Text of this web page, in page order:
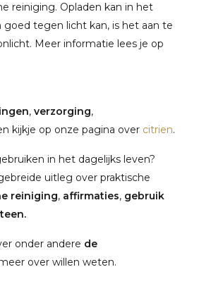
reiniging. Opladen kan in het
goed tegen licht kan, is het aan te
Meer informatie lees je op
, verzorging,
kijkje op onze pagina over citrien.
in het dagelijks leven?
uitleg over praktische
reiniging, affirmaties, gebruik
onder andere de
over willen weten.